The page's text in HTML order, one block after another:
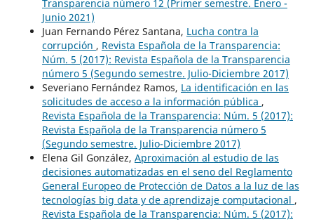
Transparencia número 12 (Primer semestre. Enero -
Junio 2021)
Juan Fernando Pérez Santana, Lucha contra la
corrupción , Revista Española de la Transparencia:
Núm. 5 (2017): Revista Española de la Transparencia
número 5 (Segundo semestre. Julio-Diciembre 2017)
Severiano Fernández Ramos, La identificación en las
solicitudes de acceso a la información pública ,
Revista Española de la Transparencia: Núm. 5 (2017):
Revista Española de la Transparencia número 5
(Segundo semestre. Julio-Diciembre 2017)
Elena Gil González, Aproximación al estudio de las
decisiones automatizadas en el seno del Reglamento
General Europeo de Protección de Datos a la luz de las
tecnologías big data y de aprendizaje computacional ,
Revista Española de la Transparencia: Núm. 5 (2017):